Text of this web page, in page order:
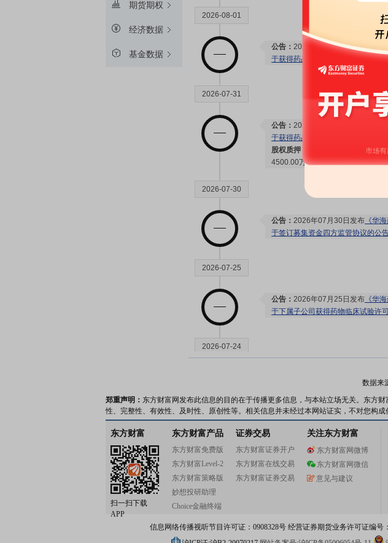
期货期权
经济数据
基金数据
2026-08-01
公告： 2026年08月01日发布《华
于获得药品注册证书的公告》
2026-07-31
公告： 2026年07月31日发布
于获得药品注册证书的公告》
股权质押：
截止2026年07月31日
4500.00万股，质押总笔数3笔
2026-07-30
公告： 2026年07月30日发布 《华
于签订募集资金四方监管协议的公告
2026-07-25
公告： 2026年07月25日发布 《华
于下属子公司获得药物临床试验许可
2026-07-24
截止2026年07月24日
公告：2026年07月24日发布《华
于获得药品注册证书的公告》
股权质押：截止2026年07月17日质
数据来
郑重声明： 东方财富网发布此信息的目的在于传播更多信息，与本站立场无关。东方
性、完整性、有效性、及时性、原创性等。相关信息并未经过本网站证实，不对您构成
东方财富
扫一扫下载
APP
东方财富产品
东方财富免费版
东方财富Level-2
东方财富策略版
妙想投研助理
Choice金融终端
证券交易
东方财富证券开户
东方财富在线交易
东方财富证券交易
关注东方财富
东方财富网微博
东方财富网微信
意见与建议
信息网络传播视听节目许可证：0908328号 经营证券期货业务许可证编号